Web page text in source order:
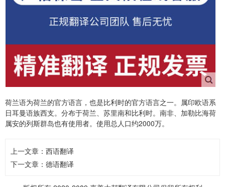
荷兰语为荷兰的官方语言，也是比利时的官方语言之一。属印欧语系
日耳曼语族西支。分布于荷兰、苏里南和比利时。南非、加勒比海荷
属安的列斯群岛也有使用者。使用总人口约2000万。
上一文章： 西语翻译
下一文章： 德语翻译